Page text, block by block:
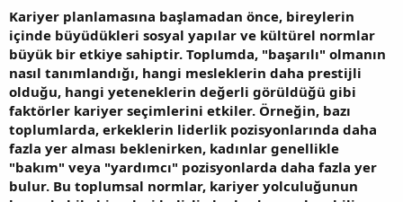
Kariyer planlamasına başlamadan önce, bireylerin
içinde büyüdükleri sosyal yapılar ve kültürel normlar
büyük bir etkiye sahiptir. Toplumda, "başarılı" olmanın
nasıl tanımlandığı, hangi mesleklerin daha prestijli
olduğu, hangi yeteneklerin değerli görüldüğü gibi
faktörler kariyer seçimlerini etkiler. Örneğin, bazı
toplumlarda, erkeklerin liderlik pozisyonlarında daha
fazla yer alması beklenirken, kadınlar genellikle
"bakım" veya "yardımcı" pozisyonlarda daha fazla yer
bulur. Bu toplumsal normlar, kariyer yolculuğunun